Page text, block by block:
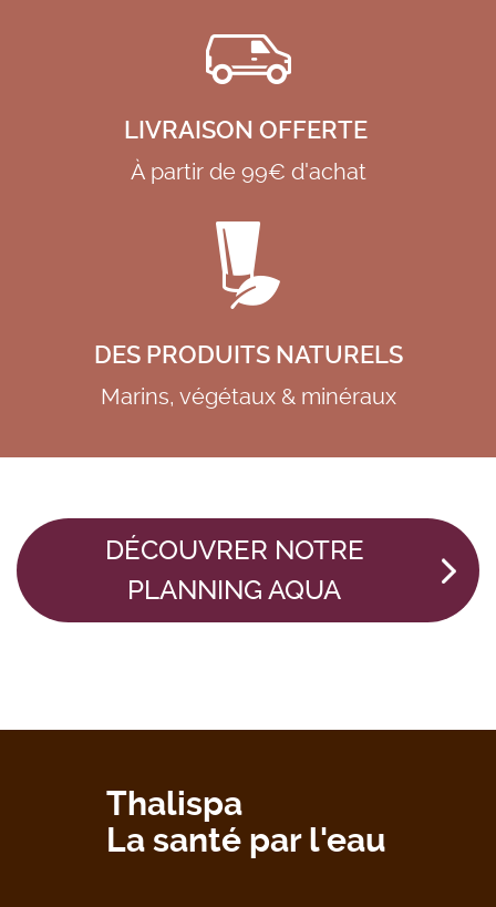
LIVRAISON OFFERTE
À partir de 99€ d'achat
DES PRODUITS NATURELS
Marins, végétaux & minéraux
DÉCOUVRER NOTRE
PLANNING AQUA
Thalispa
La santé par l'eau